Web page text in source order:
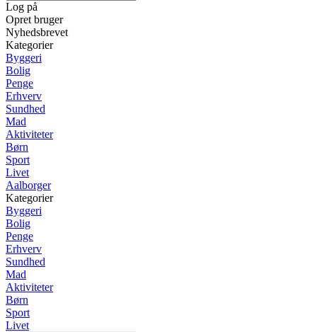
Log på
Opret bruger
Nyhedsbrevet
Kategorier
Byggeri
Bolig
Penge
Erhverv
Sundhed
Mad
Aktiviteter
Børn
Sport
Livet
Aalborger
Kategorier
Byggeri
Bolig
Penge
Erhverv
Sundhed
Mad
Aktiviteter
Børn
Sport
Livet